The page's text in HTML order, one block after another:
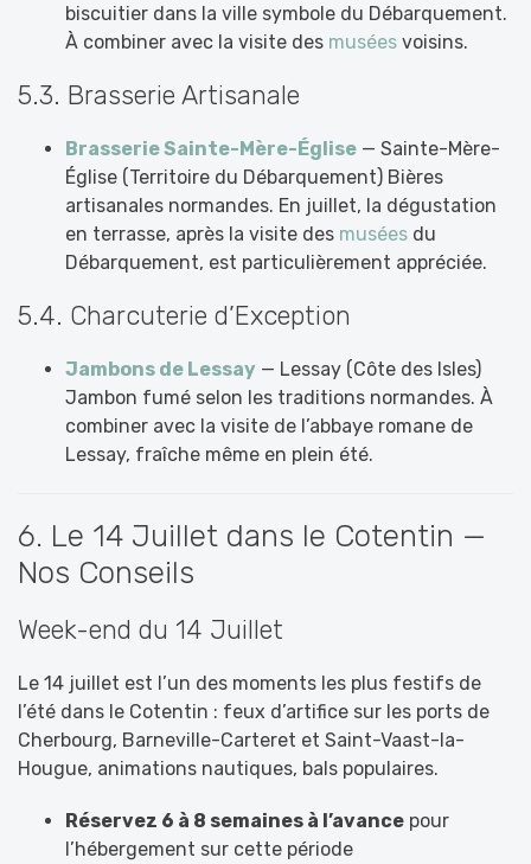
biscuitier dans la ville symbole du Débarquement.
À combiner avec la visite des musées voisins.
5.3. Brasserie Artisanale
Brasserie Sainte-Mère-Église — Sainte-Mère-
Église (Territoire du Débarquement) Bières
artisanales normandes. En juillet, la dégustation
en terrasse, après la visite des musées du
Débarquement, est particulièrement appréciée.
5.4. Charcuterie d’Exception
Jambons de Lessay — Lessay (Côte des Isles)
Jambon fumé selon les traditions normandes. À
combiner avec la visite de l’abbaye romane de
Lessay, fraîche même en plein été.
6. Le 14 Juillet dans le Cotentin —
Nos Conseils
Week-end du 14 Juillet
Le 14 juillet est l’un des moments les plus festifs de
l’été dans le Cotentin : feux d’artifice sur les ports de
Cherbourg, Barneville-Carteret et Saint-Vaast-la-
Hougue, animations nautiques, bals populaires.
Réservez 6 à 8 semaines à l’avance pour
l’hébergement sur cette période